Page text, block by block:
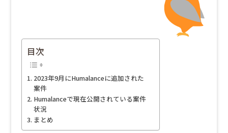
目次
2023年9月にHumalanceに追加された
案件
Humalanceで現在公開されている案件
状況
まとめ